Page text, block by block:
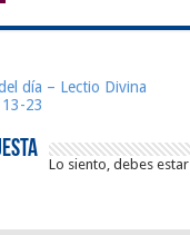
día – Lectio Divina
23
Lo siento, debes estar